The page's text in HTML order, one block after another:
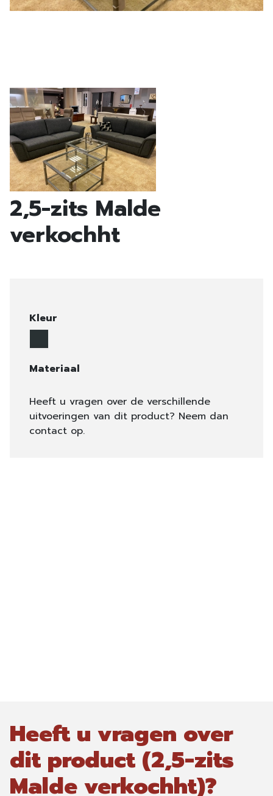
2,5-zits Malde
verkochht
Kleur
Materiaal
Heeft u vragen over de verschillende
uitvoeringen van dit product? Neem dan
contact op.
Heeft u vragen over
dit product (2,5-zits
Malde verkochht)?